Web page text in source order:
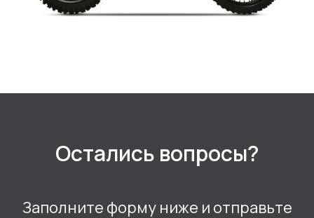
Остались вопросы?
Заполните форму ниже и отправьте